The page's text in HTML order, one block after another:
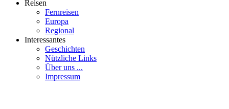
Reisen
Fernreisen
Europa
Regional
Interessantes
Geschichten
Nützliche Links
Über uns ...
Impressum